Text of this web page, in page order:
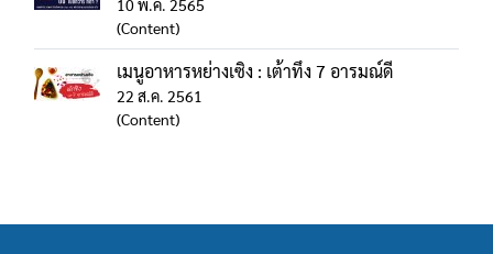
10 พ.ค. 2565
(Content)
เมนูอาหารหย่างเซิง : เต้าทึง 7 อารมณ์ดี
22 ส.ค. 2561
(Content)